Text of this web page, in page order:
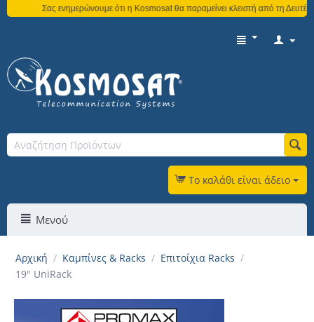
Σας ενημερώνουμε ότι η Kosmosat θα παραμείνει κλειστή από τη
Το καλάθι είναι άδειο
Μενού
Αρχική / Καμπίνες & Racks / Επιτοίχια Racks /
19" UniRack